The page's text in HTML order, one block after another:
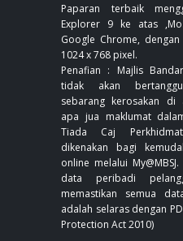
Paparan terbaik
Explorer 9 ke atas
Google Chrome,
1024 x 768 pixel.
Penafian : Majlis
tidak akan
sebarang kerosakan di
apa jua maklumat
Tiada Caj
dikenakan bagi
online melalui
data peribadi
memastikan semua
adalah selaras dengan
Protection Act 2010)